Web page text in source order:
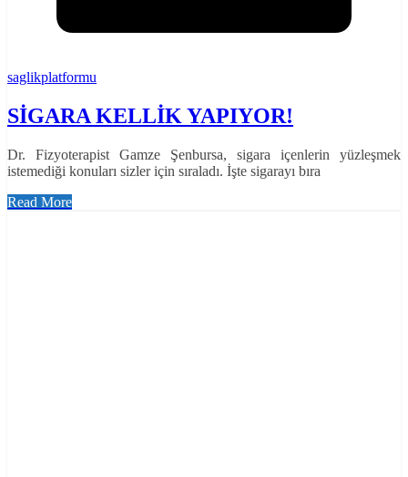
saglikplatformu
SİGARA KELLİK YAPIYOR!
Dr. Fizyoterapist Gamze Şenbursa, sigara içenlerin yüzleşmek
istemediği konuları sizler için sıraladı. İşte sigarayı bıra
Read More